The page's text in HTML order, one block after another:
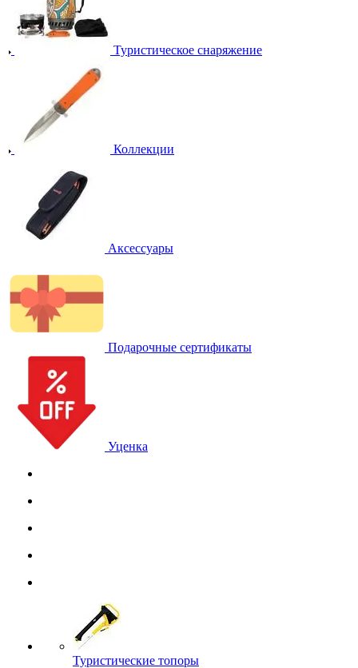
Туристическое снаряжение
Коллекции
Аксессуары
Подарочные сертификаты
Уценка
Туристические топоры